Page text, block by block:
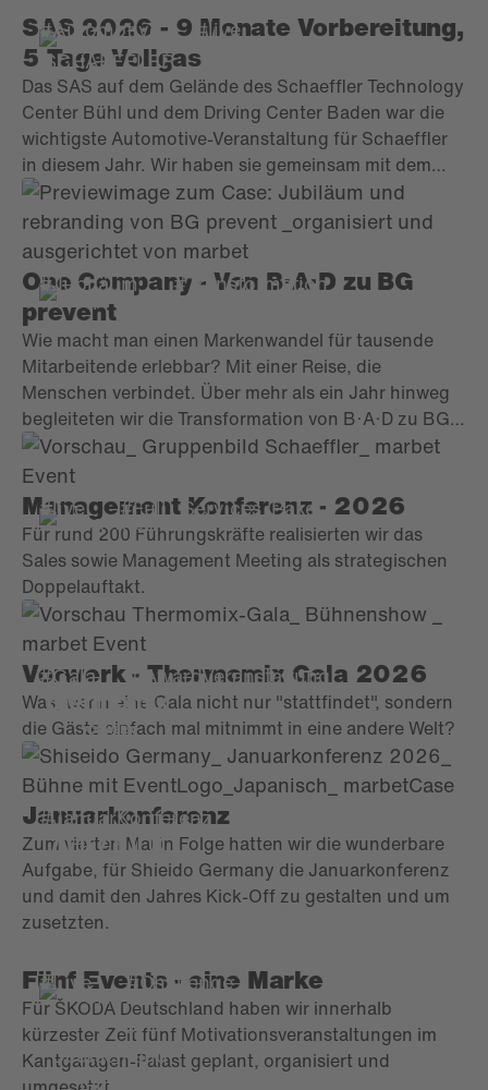
einzuordnen. In enger Zusammenarbeit mit LBBW
und Partnern entwickelten wir ein
Veranstaltungsformat, das diesen vielfältigen
Anforderungen gerecht wurde. Ziel war es,
strategische Inhalte und zentrale Botschaften
zielgruppengerecht zu vermitteln und gleichzeitig
Raum für Austausch, Inspiration und individuelle
Schwerpunkte zu schaffen.
#Automotive #live
SAS 2026 - 9 Monate Vorbereitung,
5 Tage Vollgas
Das SAS auf dem Gelände des Schaeffler Technology
Center Bühl und dem Driving Center Baden war die
wichtigste Automotive-Veranstaltung für Schaeffler
in diesem Jahr. Wir haben sie gemeinsam mit dem
Kunden - von A-Z und mit Know-how & Leidenschaft
- geplant und umgesetzt.
#Jubiläum #Transformation
One Company - Von B·A·D zu BG
prevent
Wie macht man einen Markenwandel für tausende
Mitarbeitende erlebbar? Mit einer Reise, die
Menschen verbindet. Über mehr als ein Jahr hinweg
begleiteten wir die Transformation von B·A·D zu BG
prevent mit zahlreichen internen und externen
Touchpoints. Der Leitgedanke „One Company“ zog
sich dabei durch jede Maßnahme, immer mit dem
Ziel, Identifikation zu stärken und Menschen über alle
Standorte hinweg zusammenzubringen. Einen
Höhepunkt bildete die Jubiläumsfeier zum 50-
jährigen Bestehen in Bonn.
#live #Full _Services_Paket
Management Konferenz - 2026
Für rund 200 Führungskräfte realisierten wir das
Sales sowie Management Meeting als strategischen
Doppelauftakt.
#Gala #AwardVeranstaltung
Vorwerk - Thermomix Gala 2026
Was, wenn eine Gala nicht nur "stattfindet", sondern
die Gäste einfach mal mitnimmt in eine andere Welt?
#JanuarKonferenz
Januarkonferenz
Zum vierten Mal in Folge hatten wir die wunderbare
Aufgabe, für Shieido Germany die Januarkonferenz
und damit den Jahres Kick-Off zu gestalten und um
zusetzten.
#Live #Challenge
Fünf Events - eine Marke
Für ŠKODA Deutschland haben wir innerhalb
kürzester Zeit fünf Motivationsveranstaltungen im
Kantgaragen-Palast geplant, organisiert und